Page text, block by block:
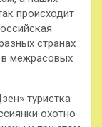
происходит
странах
в межрасовых
туристка
охотно